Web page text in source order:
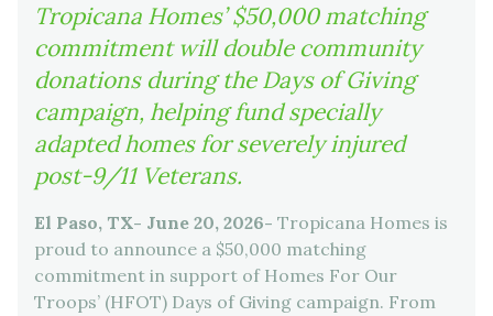
Tropicana Homes’ $50,000 matching
commitment will double community
donations during the Days of Giving
campaign, helping fund specially
adapted homes for severely injured
post-9/11 Veterans.
El Paso, TX- June 20, 2026- Tropicana Homes is
proud to announce a $50,000 matching
commitment in support of Homes For Our
Troops’ (HFOT) Days of Giving campaign. From